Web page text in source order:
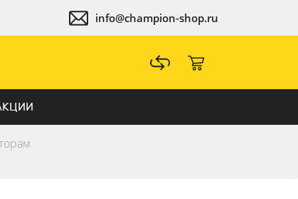
info@champion-shop.ru